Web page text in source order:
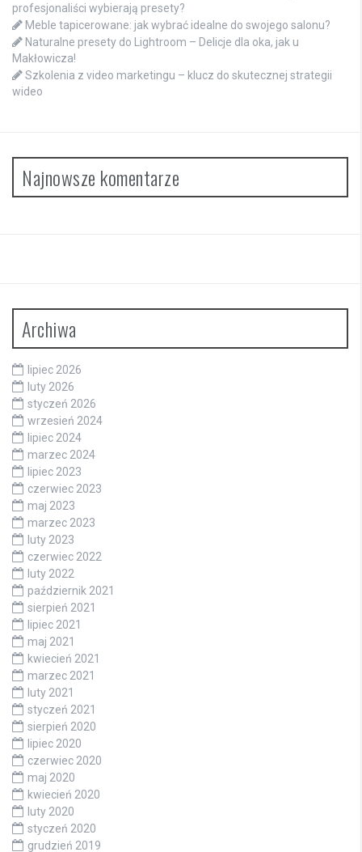
profesjonaliści wybierają presety?
Meble tapicerowane: jak wybrać idealne do swojego salonu?
Naturalne presety do Lightroom – Delicje dla oka, jak u
Makłowicza!
Szkolenia z video marketingu – klucz do skutecznej strategii
wideo
Najnowsze komentarze
Archiwa
lipiec 2026
luty 2026
styczeń 2026
wrzesień 2024
lipiec 2024
marzec 2024
lipiec 2023
czerwiec 2023
maj 2023
marzec 2023
luty 2023
czerwiec 2022
luty 2022
październik 2021
sierpień 2021
lipiec 2021
maj 2021
kwiecień 2021
marzec 2021
luty 2021
styczeń 2021
sierpień 2020
lipiec 2020
czerwiec 2020
maj 2020
kwiecień 2020
luty 2020
styczeń 2020
grudzień 2019